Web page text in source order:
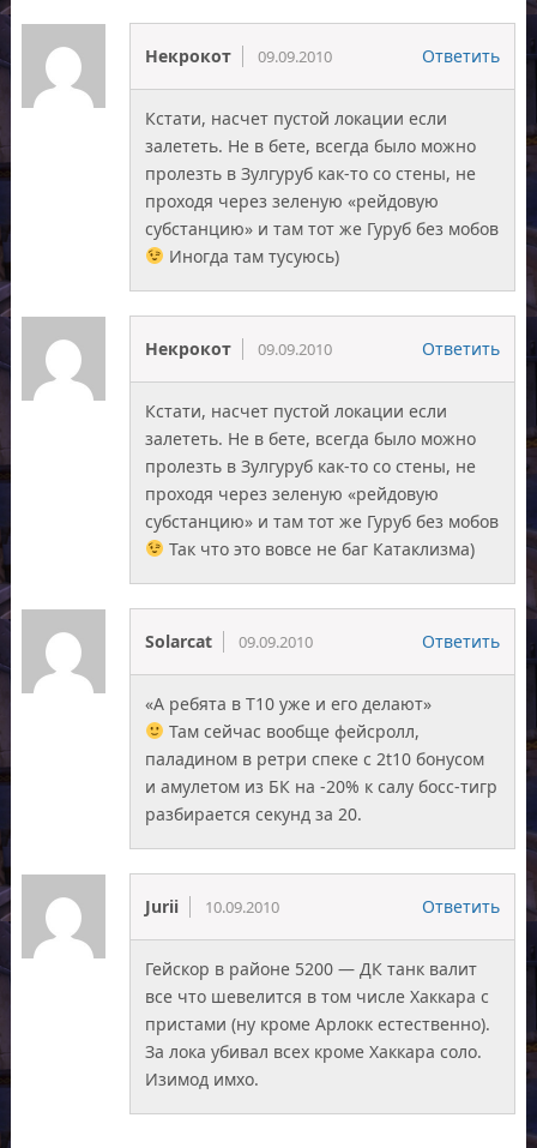
Некрокот 09.09.2010 Ответить
Кстати, насчет пустой локации если
залететь. Не в бете, всегда было можно
пролезть в Зулгуруб как-то со стены, не
проходя через зеленую «рейдовую
субстанцию» и там тот же Гуруб без мобов
Иногда там тусуюсь)
Некрокот 09.09.2010 Ответить
Кстати, насчет пустой локации если
залететь. Не в бете, всегда было можно
пролезть в Зулгуруб как-то со стены, не
проходя через зеленую «рейдовую
субстанцию» и там тот же Гуруб без мобов
Так что это вовсе не баг Катаклизма)
Solarcat 09.09.2010 Ответить
«А ребята в Т10 уже и его делают»
Там сейчас вообще фейсролл,
паладином в ретри спеке с 2t10 бонусом
и амулетом из БК на -20% к салу босс-тигр
разбирается секунд за 20.
Jurii 10.09.2010 Ответить
Гейскор в районе 5200 — ДК танк валит
все что шевелится в том числе Хаккара с
пристами (ну кроме Арлокк естественно).
За лока убивал всех кроме Хаккара соло.
Изимод имхо.